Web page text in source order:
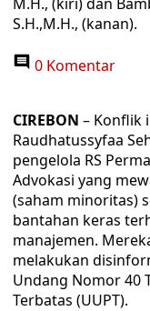
S.H.,M.H., (kanan).
0 Komentar
CIREBON – Konflik
Raudhatussyfaa
pengelola RS
Advokasi yang
(saham minoritas)
bantahan keras
manajemen.
melakukan
Undang Nomor 40
Terbatas (UUPT).